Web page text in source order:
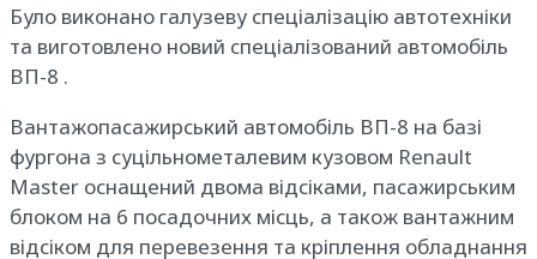
Було виконано галузеву спеціалізацію автотехніки
та виготовлено новий спеціалізований автомобіль
ВП-8 .
Вантажопасажирський автомобіль ВП-8 на базі
фургона з суцільнометалевим кузовом Renault
Master оснащений двома відсіками, пасажирським
блоком на 6 посадочних місць, а також вантажним
відсіком для перевезення та кріплення обладнання